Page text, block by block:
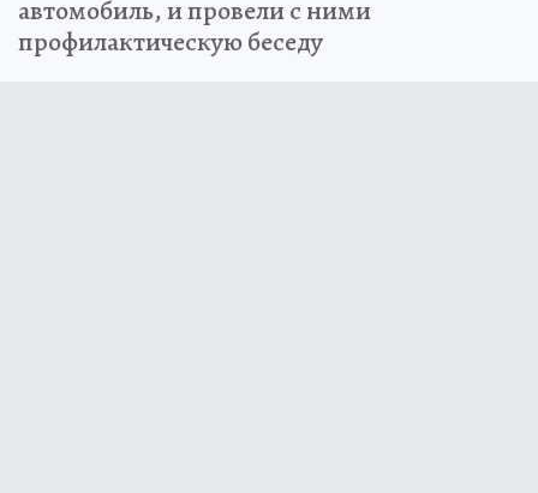
автомобиль, и провели с ними
профилактическую беседу